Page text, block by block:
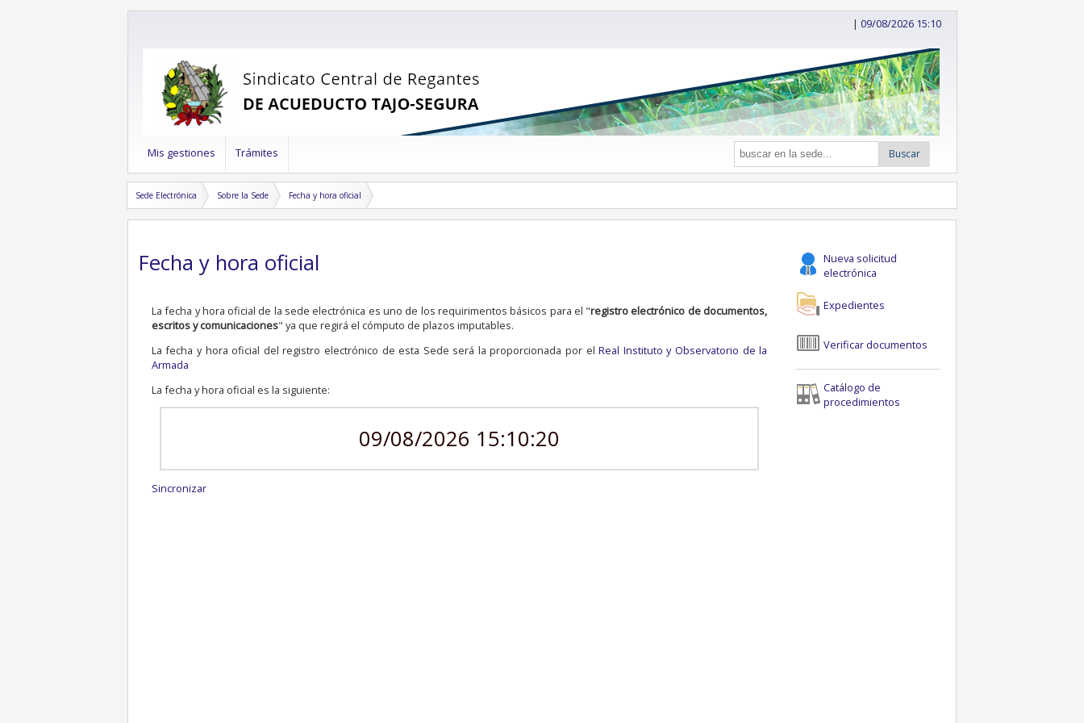
| 09/08/2026 15:10
Mis gestiones Trámites Buscar
Sede Electrónica Sobre la Sede Fecha y hora oficial
Fecha y hora oficial
La fecha y hora oficial de la sede electrónica es uno de los requirimentos básicos para el "registro electrónico de documentos,
escritos y comunicaciones" ya que regirá el cómputo de plazos imputables.
La fecha y hora oficial del registro electrónico de esta Sede será la proporcionada por elReal Instituto y Observatorio de la
Armada
La fecha y hora oficial es la siguiente:
09/08/2026 15:10:20
Sincronizar
Nueva solicitud
electrónica
Expedientes
Verificar documentos
Catálogo de
procedimientos